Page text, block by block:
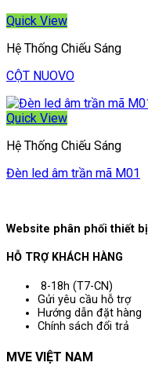
Quick View
Hệ Thống Chiếu Sáng
CỘT NUOVO
Quick View
Hệ Thống Chiếu Sáng
Đèn led âm trần mã M01
Website phân phối thiết
HỖ TRỢ KHÁCH HÀNG
8-18h (T7-CN)
Gửi yêu cầu hỗ trợ
Hướng dẫn đặt hàng
Chính sách đổi trả
MVE VIỆT NAM